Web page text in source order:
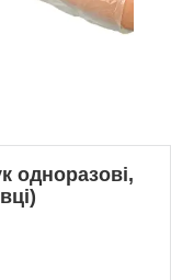
одноразові,